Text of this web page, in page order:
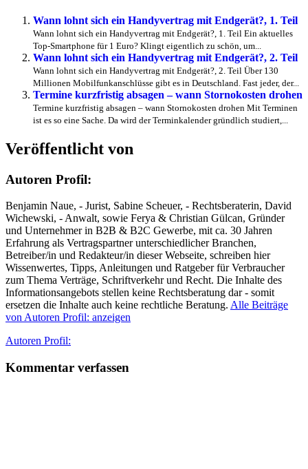
Wann lohnt sich ein Handyvertrag mit Endgerät?, 1. Teil
Wann lohnt sich ein Handyvertrag mit Endgerät?, 1. Teil Ein aktuelles
Top-Smartphone für 1 Euro? Klingt eigentlich zu schön, um...
Wann lohnt sich ein Handyvertrag mit Endgerät?, 2. Teil
Wann lohnt sich ein Handyvertrag mit Endgerät?, 2. Teil Über 130
Millionen Mobilfunkanschlüsse gibt es in Deutschland. Fast jeder, der...
Termine kurzfristig absagen – wann Stornokosten drohen
Termine kurzfristig absagen – wann Stornokosten drohen Mit Terminen
ist es so eine Sache. Da wird der Terminkalender gründlich studiert,...
Veröffentlicht von
Autoren Profil:
Benjamin Naue, - Jurist, Sabine Scheuer, - Rechtsberaterin, David
Wichewski, - Anwalt, sowie Ferya & Christian Gülcan, Gründer
und Unternehmer in B2B & B2C Gewerbe, mit ca. 30 Jahren
Erfahrung als Vertragspartner unterschiedlicher Branchen,
Betreiber/in und Redakteur/in dieser Webseite, schreiben hier
Wissenwertes, Tipps, Anleitungen und Ratgeber für Verbraucher
zum Thema Verträge, Schriftverkehr und Recht. Die Inhalte des
Informationsangebots stellen keine Rechtsberatung dar - somit
ersetzen die Inhalte auch keine rechtliche Beratung. Alle Beiträge
von Autoren Profil: anzeigen
Autor
Autoren Profil:
Kommentar verfassen